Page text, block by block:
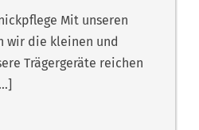
Mit unseren
wir die kleinen und
Trägergeräte reichen